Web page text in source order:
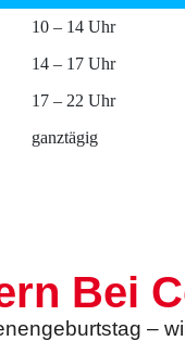
10 – 14 Uhr
14 – 17 Uhr
17 – 22 Uhr
ganztägig
Bei
–